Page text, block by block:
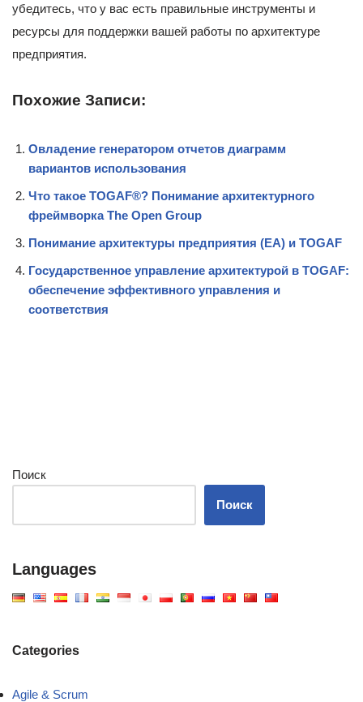
убедитесь, что у вас есть правильные инструменты и
ресурсы для поддержки вашей работы по архитектуре
предприятия.
Похожие Записи:
Овладение генератором отчетов диаграмм
вариантов использования
Что такое TOGAF®? Понимание архитектурного
фреймворка The Open Group
Понимание архитектуры предприятия (EA) и TOGAF
Государственное управление архитектурой в TOGAF:
обеспечение эффективного управления и
соответствия
Поиск
Поиск
Languages
Categories
Agile & Scrum